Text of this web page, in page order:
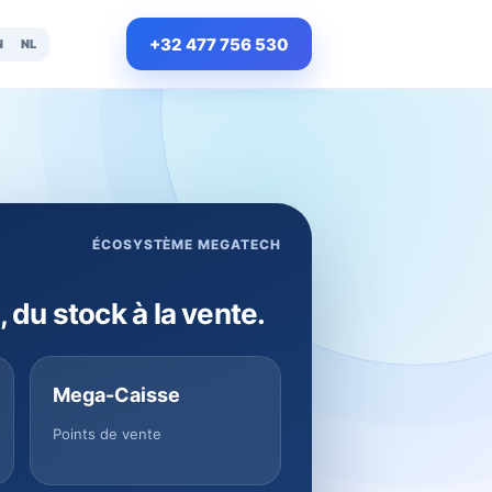
NL +32 477 756 530
ÉCOSYSTÈME MEGATECH
du stock à la vente.
Mega-Caisse
Points de vente